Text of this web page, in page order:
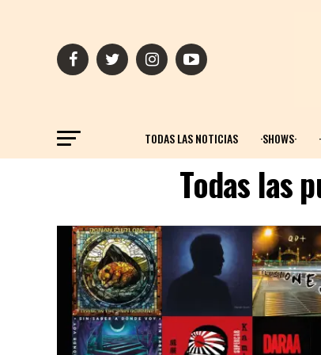
TODAS LAS NOTICIAS ·SHOWS·
Todas las